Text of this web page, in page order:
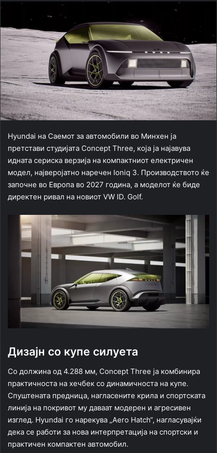
Hyundai на Саемот за автомобили во Минхен ја
претстави студијата Concept Three, која ја најавува
идната сериска верзија на компактниот електричен
модел, најверојатно наречен Ioniq 3. Производството ќе
започне во Европа во 2027 година, а моделот ќе биде
директен ривал на новиот VW ID. Golf.
Дизајн со купе силуета
Со должина од 4.288 мм, Concept Three ја комбинира
практичноста на хечбек со динамичноста на купе.
Спуштената предница, нагласените крила и спортската
линија на покривот му даваат модерен и агресивен
изглед. Hyundai го нарекува „Aero Hatch“, нагласувајќи
дека се работи за нова интерпретација на спортски и
практичен компактен автомобил.